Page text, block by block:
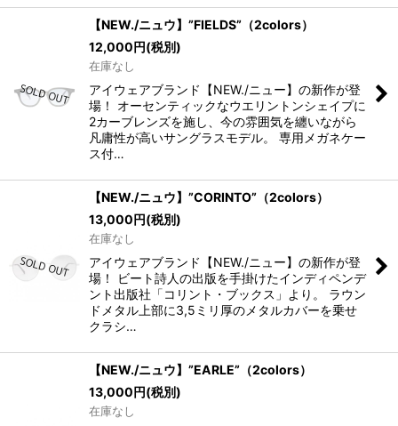
【NEW./ニュウ】”FIELDS”（2colors）
12,000円(税別)
在庫なし
アイウェアブランド【NEW./ニュー】の新作が登
場！ オーセンティックなウエリントンシェイプに
2カーブレンズを施し、今の雰囲気を纏いながら
凡庸性が高いサングラスモデル。 専用メガネケー
ス付…
【NEW./ニュウ】”CORINTO”（2colors）
13,000円(税別)
在庫なし
アイウェアブランド【NEW./ニュー】の新作が登
場！ ビート詩人の出版を手掛けたインディペンデ
ント出版社「コリント・ブックス」より。 ラウン
ドメタル上部に3,5ミリ厚のメタルカバーを乗せ
クラシ…
【NEW./ニュウ】”EARLE”（2colors）
13,000円(税別)
在庫なし